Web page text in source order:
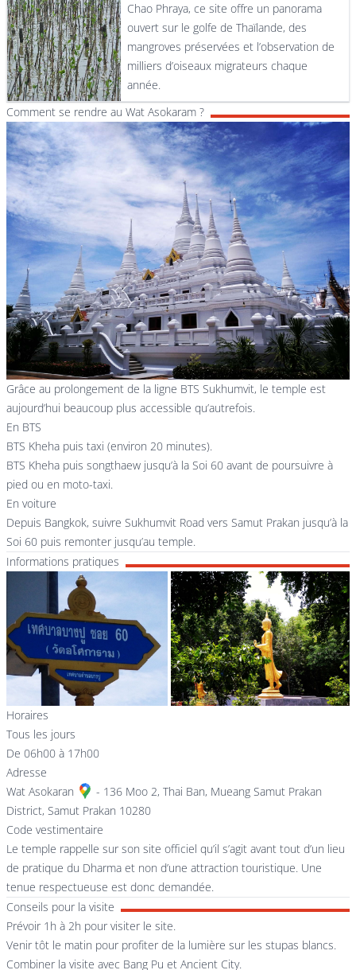
Chao Phraya, ce site offre un panorama
ouvert sur le golfe de Thaïlande, des
mangroves préservées et l’observation de
milliers d’oiseaux migrateurs chaque
année.
Comment se rendre au Wat Asokaram ?
Grâce au prolongement de la ligne BTS Sukhumvit, le temple est
aujourd’hui beaucoup plus accessible qu’autrefois.
En BTS
BTS Kheha puis taxi (environ 20 minutes).
BTS Kheha puis songthaew jusqu’à la Soi 60 avant de poursuivre à
pied ou en moto-taxi.
En voiture
Depuis Bangkok, suivre Sukhumvit Road vers Samut Prakan jusqu’à la
Soi 60 puis remonter jusqu’au temple.
Informations pratiques
Horaires
Tous les jours
De 06h00 à 17h00
Adresse
Wat Asokaran
- 136 Moo 2, Thai Ban, Mueang Samut Prakan
District, Samut Prakan 10280
Code vestimentaire
Le temple rappelle sur son site officiel qu’il s’agit avant tout d’un lieu
de pratique du Dharma et non d’une attraction touristique. Une
tenue respectueuse est donc demandée.
Conseils pour la visite
Prévoir 1h à 2h pour visiter le site.
Venir tôt le matin pour profiter de la lumière sur les stupas blancs.
Combiner la visite avec Bang Pu et Ancient City.